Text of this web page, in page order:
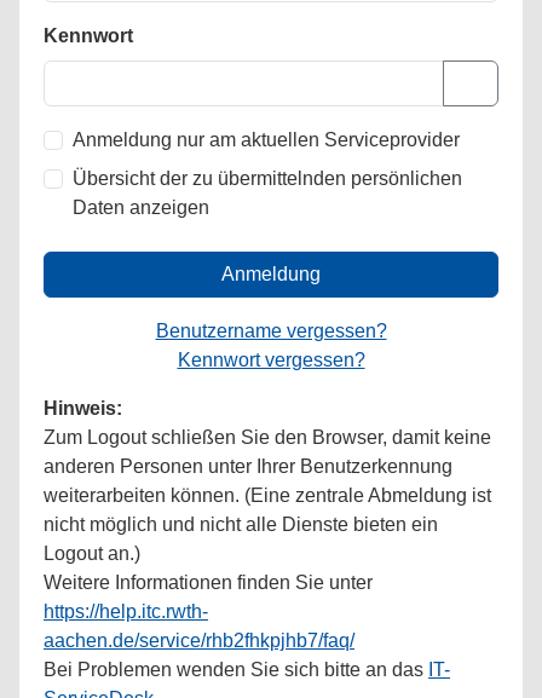
Kennwort
Anmeldung nur am aktuellen Serviceprovider
Übersicht der zu übermittelnden persönlichen
Daten anzeigen
Anmeldung
Benutzername vergessen?
Kennwort vergessen?
Hinweis:
Zum Logout schließen Sie den Browser, damit keine
anderen Personen unter Ihrer Benutzerkennung
weiterarbeiten können. (Eine zentrale Abmeldung ist
nicht möglich und nicht alle Dienste bieten ein
Logout an.)
Weitere Informationen finden Sie unter
https://help.itc.rwth-
aachen.de/service/rhb2fhkpjhb7/faq/
Bei Problemen wenden Sie sich bitte an das IT-